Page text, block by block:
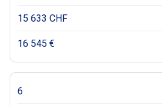
15 633 CHF
16 545 €
6